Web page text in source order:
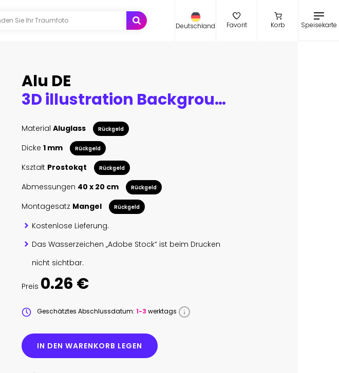
Deutschland Favorit Korb Speisekarte
Alu DE
3D illustration Background for advertising and wallpaper in jungle scene. 3D rendering in decorative concept
Material Aluglass Rückgeld
Dicke 1 mm Rückgeld
Kształt Prostokąt Rückgeld
Abmessungen 40 x 20 cm Rückgeld
Montagesatz Mangel Rückgeld
Kostenlose Lieferung.
Das Wasserzeichen „Adobe Stock“ ist beim Drucken
nicht sichtbar.
Preis 0.26 €
Geschätztes Abschlussdatum: 1-3 werktags
IN DEN WARENKORB LEGEN